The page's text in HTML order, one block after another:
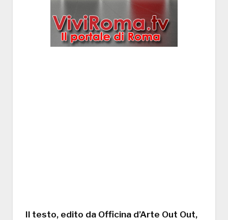
Il testo, edito da Officina d’Arte Out Out,